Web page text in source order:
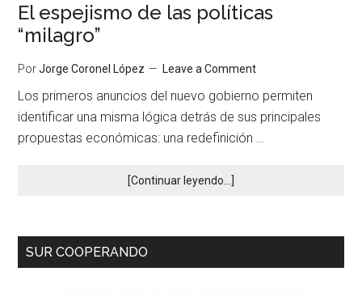
El espejismo de las políticas
“milagro”
PorJorge Coronel López Leave a Comment
Los primeros anuncios del nuevo gobierno permiten
identificar una misma lógica detrás de sus principales
propuestas económicas: una redefinición …
[Continuar leyendo...]
SUR COOPERANDO